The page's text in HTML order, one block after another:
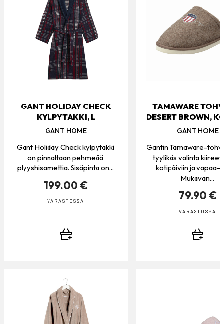
GANT HOLIDAY CHECK
KYLPYTAKKI, L
GANT HOME
Gant Holiday Check kylpytakki
on pinnaltaan pehmeää
plyyshisamettia. Sisäpinta on...
199.00 €
VARASTOSSA
TAMAWARE
DESERT BROWN,
GANT HOME
Gantin Tamaware-
tyylikäs valinta
kotipäiviin ja
Mukavan...
79.90 €
VARASTOSSA